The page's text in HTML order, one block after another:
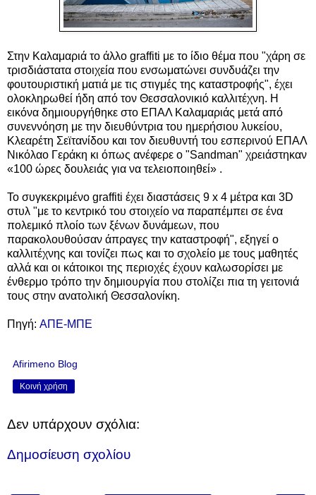
Στην Καλαμαριά το άλλο graffiti με το ίδιο θέμα που "χάρη σε
τρισδιάστατα στοιχεία που ενσωματώνει συνδυάζει την
φουτουριστική ματιά με τις στιγμές της καταστροφής", έχει
ολοκληρωθεί ήδη από τον Θεσσαλονικιό καλλιτέχνη. Η
εικόνα δημιουργήθηκε στο ΕΠΑΛ Καλαμαριάς μετά από
συνεννόηση με την διευθύντρια του ημερήσιου λυκείου,
Κλεαρέτη Σεϊτανίδου και τον διευθυντή του εσπερινού ΕΠΑΛ
Νικόλαο Γεράκη κι όπως ανέφερε ο "Sandman" χρειάστηκαν
«100 ώρες δουλειάς για να τελειοποιηθεί» .
Το συγκεκριμένο graffiti έχει διαστάσεις 9 x 4 μέτρα και 3D
στυλ "με το κεντρικό του στοιχείο να παραπέμπει σε ένα
πολεμικό πλοίο των ξένων δυνάμεων, που
παρακολουθούσαν άπραγες την καταστροφή", εξηγεί ο
καλλιτέχνης και τονίζει πως και το σχολείο με τους μαθητές
αλλά και οι κάτοικοι της περιοχές έχουν καλωσορίσει με
ένθερμο τρόπο την δημιουργία που στολίζει πια τη γειτονιά
τους στην ανατολική Θεσσαλονίκη.
Πηγή: ΑΠΕ-ΜΠΕ
Afirimeno Blog
Κοινή χρήση
Δεν υπάρχουν σχόλια:
Δημοσίευση σχολίου